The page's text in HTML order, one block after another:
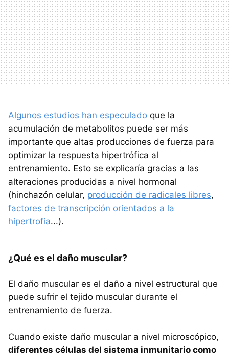
Algunos estudios han especulado que la
acumulación de metabolitos puede ser más
importante que altas producciones de fuerza para
optimizar la respuesta hipertrófica al
entrenamiento. Esto se explicaría gracias a las
alteraciones producidas a nivel hormonal
(hinchazón celular, producción de radicales libres,
factores de transcripción orientados a la
hipertrofia...).
¿Qué es el daño muscular?
El daño muscular es el daño a nivel estructural que
puede sufrir el tejido muscular durante el
entrenamiento de fuerza.
Cuando existe daño muscular a nivel microscópico,
diferentes células del sistema inmunitario como